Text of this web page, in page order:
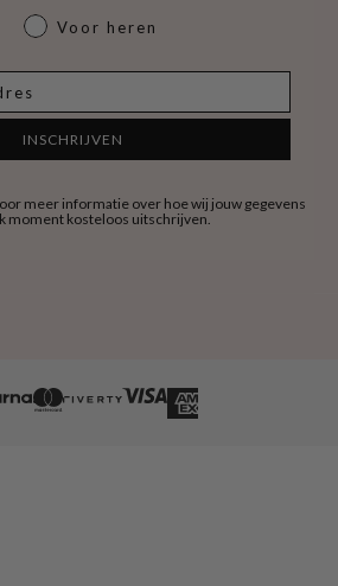
Voor heren
INSCHRIJVEN
meer informatie over hoe wij jouw gegevens
moment kosteloos uitschrijven.